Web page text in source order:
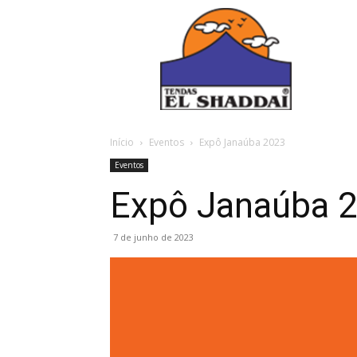
Início Eventos Expô Janaúba 2023
Eventos
Expô Janaúba
7 de junho de 2023